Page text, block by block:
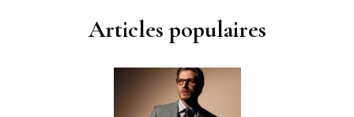
Articles populaires